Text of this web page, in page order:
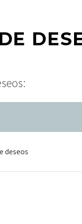
deseos